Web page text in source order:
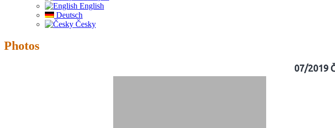
English
Deutsch
Česky
Photos
07/2019